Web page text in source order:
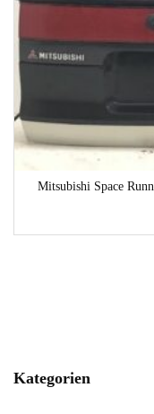
Kategorien
Mitsubishi Space